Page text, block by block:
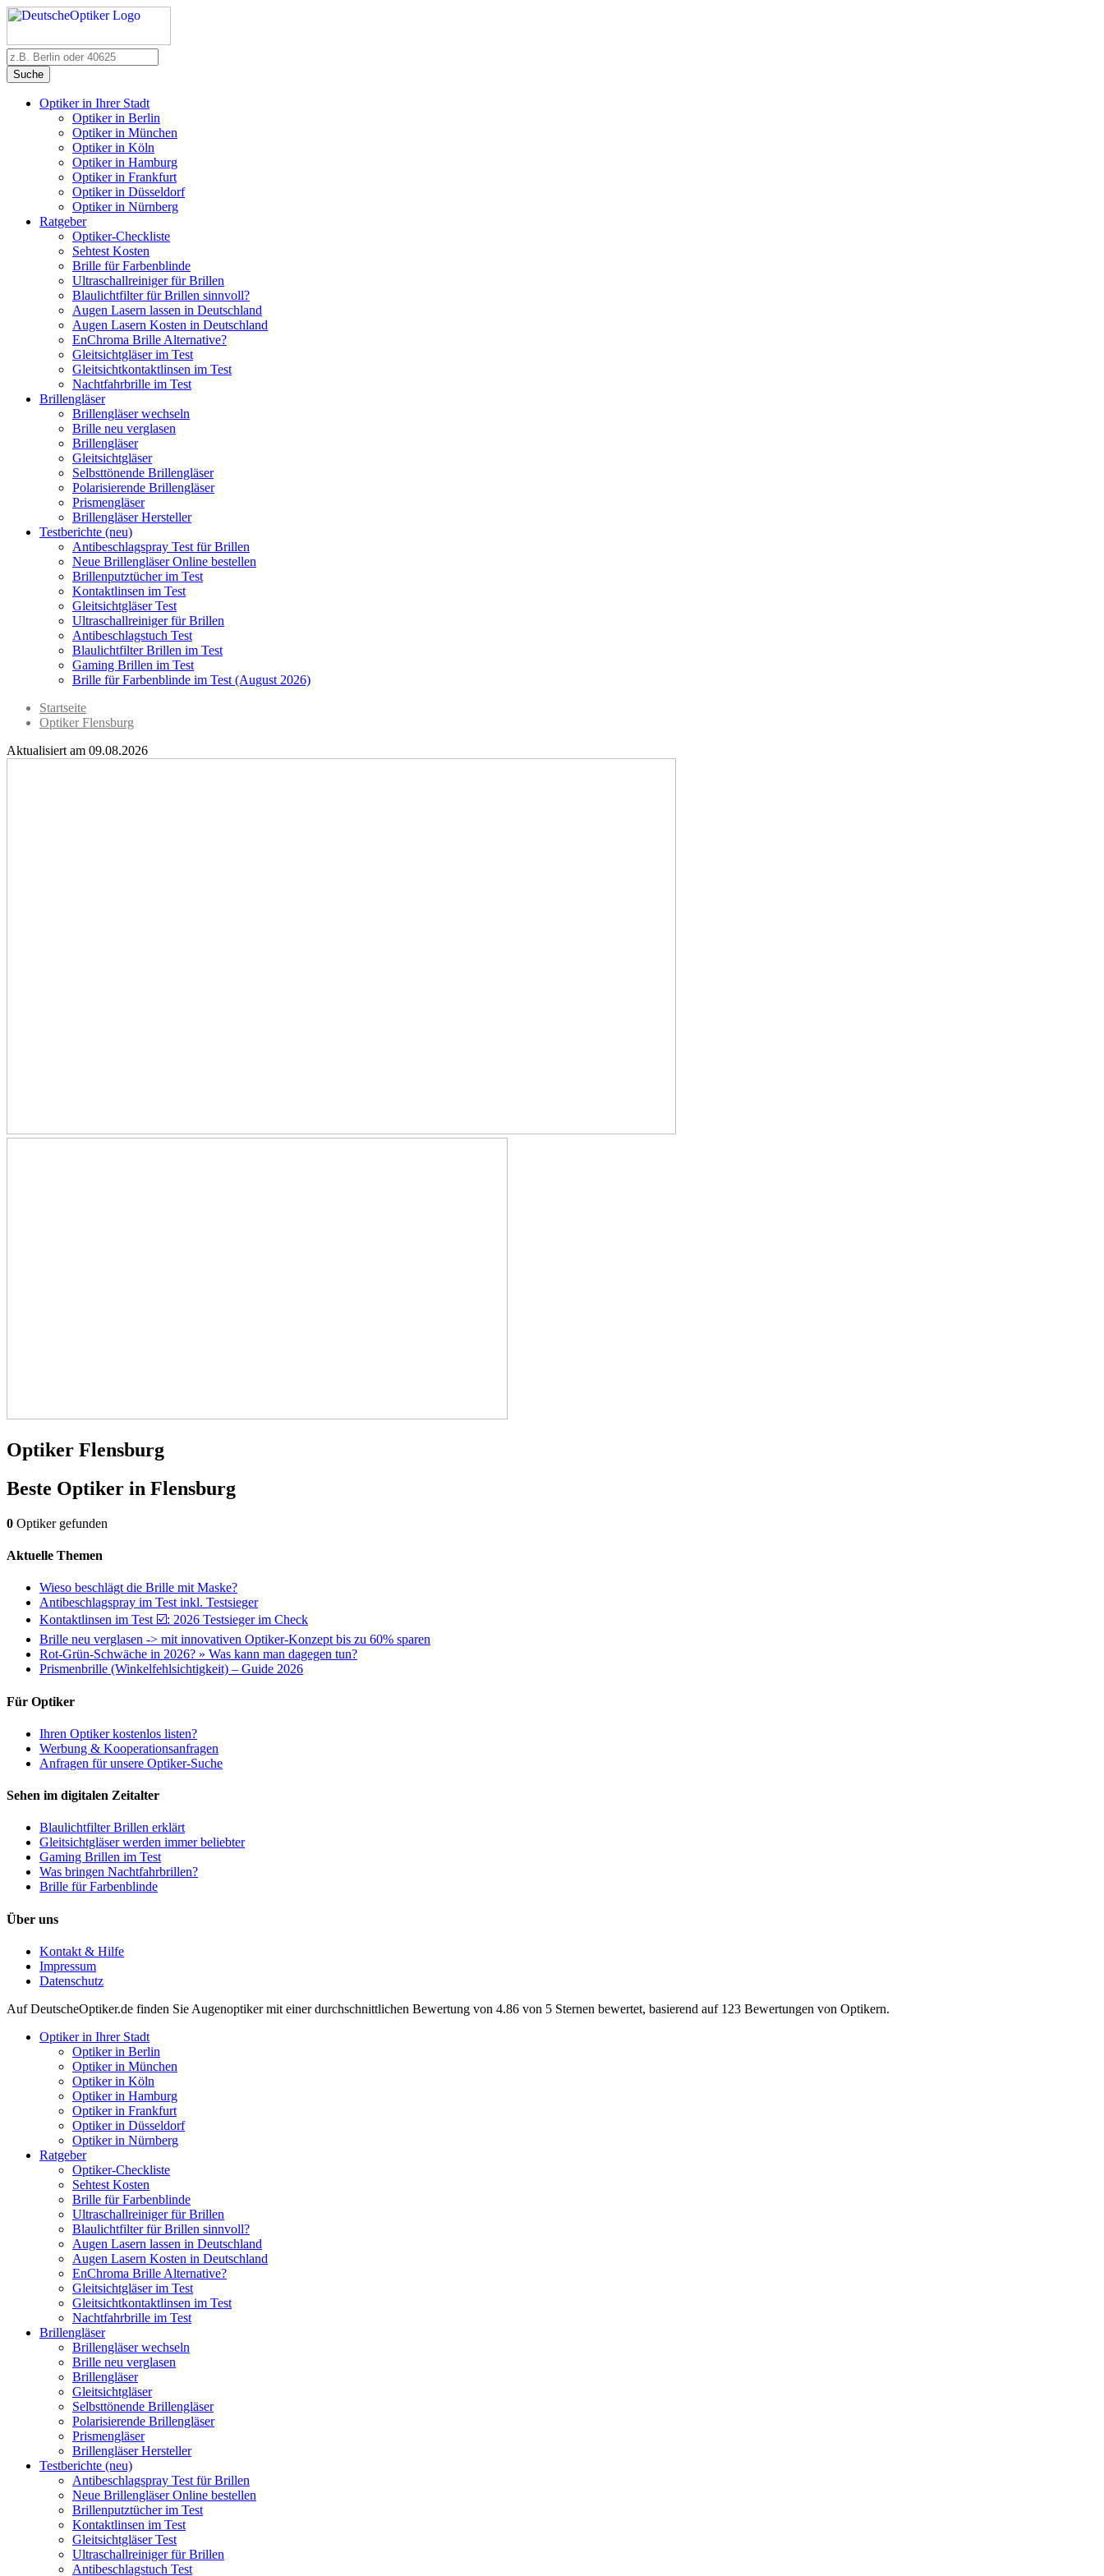
Suche
Optiker in Ihrer Stadt
Optiker in Berlin
Optiker in München
Optiker in Köln
Optiker in Hamburg
Optiker in Frankfurt
Optiker in Düsseldorf
Optiker in Nürnberg
Ratgeber
Optiker-Checkliste
Sehtest Kosten
Brille für Farbenblinde
Ultraschallreiniger für Brillen
Blaulichtfilter für Brillen sinnvoll?
Augen Lasern lassen in Deutschland
Augen Lasern Kosten in Deutschland
EnChroma Brille Alternative?
Gleitsichtgläser im Test
Gleitsichtkontaktlinsen im Test
Nachtfahrbrille im Test
Brillengläser
Brillengläser wechseln
Brille neu verglasen
Brillengläser
Gleitsichtgläser
Selbsttönende Brillengläser
Polarisierende Brillengläser
Prismengläser
Brillengläser Hersteller
Testberichte (neu)
Antibeschlagspray Test für Brillen
Neue Brillengläser Online bestellen
Brillenputztücher im Test
Kontaktlinsen im Test
Gleitsichtgläser Test
Ultraschallreiniger für Brillen
Antibeschlagstuch Test
Blaulichtfilter Brillen im Test
Gaming Brillen im Test
Brille für Farbenblinde im Test (August 2026)
Startseite
Optiker Flensburg
Aktualisiert am 09.08.2026
Optiker Flensburg
Beste Optiker in Flensburg
0 Optiker gefunden
Aktuelle Themen
Wieso beschlägt die Brille mit Maske?
Antibeschlagspray im Test inkl. Testsieger
Kontaktlinsen im Test ☑️: 2026 Testsieger im Check
Brille neu verglasen -> mit innovativen Optiker-Konzept bis zu 60% sparen
Rot-Grün-Schwäche in 2026? » Was kann man dagegen tun?
Prismenbrille (Winkelfehlsichtigkeit) – Guide 2026
Für Optiker
Ihren Optiker kostenlos listen?
Werbung & Kooperationsanfragen
Anfragen für unsere Optiker-Suche
Sehen im digitalen Zeitalter
Blaulichtfilter Brillen erklärt
Gleitsichtgläser werden immer beliebter
Gaming Brillen im Test
Was bringen Nachtfahrbrillen?
Brille für Farbenblinde
Über uns
Kontakt & Hilfe
Impressum
Datenschutz
AufDeutscheOptiker.de finden Sie Augenoptiker mit einer durchschnittlichen Bewertung von 4.86 von 5 Sternen bewertet, basierend auf 123 Bewertungen von Optikern.
Optiker in Ihrer Stadt
Optiker in Berlin
Optiker in München
Optiker in Köln
Optiker in Hamburg
Optiker in Frankfurt
Optiker in Düsseldorf
Optiker in Nürnberg
Ratgeber
Optiker-Checkliste
Sehtest Kosten
Brille für Farbenblinde
Ultraschallreiniger für Brillen
Blaulichtfilter für Brillen sinnvoll?
Augen Lasern lassen in Deutschland
Augen Lasern Kosten in Deutschland
EnChroma Brille Alternative?
Gleitsichtgläser im Test
Gleitsichtkontaktlinsen im Test
Nachtfahrbrille im Test
Brillengläser
Brillengläser wechseln
Brille neu verglasen
Brillengläser
Gleitsichtgläser
Selbsttönende Brillengläser
Polarisierende Brillengläser
Prismengläser
Brillengläser Hersteller
Testberichte (neu)
Antibeschlagspray Test für Brillen
Neue Brillengläser Online bestellen
Brillenputztücher im Test
Kontaktlinsen im Test
Gleitsichtgläser Test
Ultraschallreiniger für Brillen
Antibeschlagstuch Test